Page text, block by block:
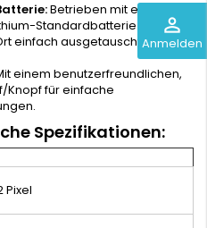
perm_identity
Anmelden
Betrieben mit einer
Standardbatterie (bis zu
einfach ausgetauscht werden
einem benutzerfreundlichen,
Knopf für einfache
Spezifikationen:
Pixel